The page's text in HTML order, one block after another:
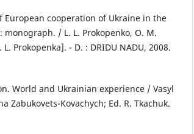
European cooperation of Ukraine in the
/ L. L. Prokopenko, O. M.
Prokopenka]. - D. : DRIDU NADU, 2008.
World and Ukrainian experience / Vasyl
Zabukovets-Kovachych; Ed. R. Tkachuk.